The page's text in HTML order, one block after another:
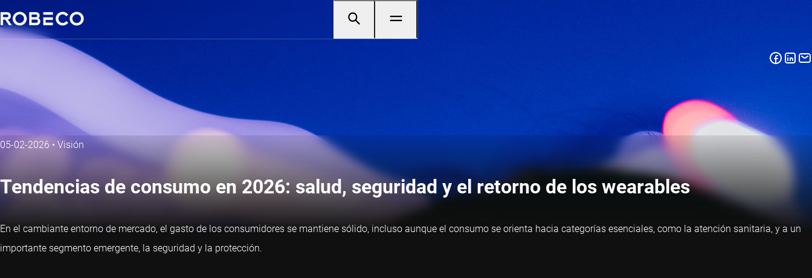
05-02-2026 • Visión
Tendencias de consumo en 2026: salud, seguridad y el retorno de los wearables
En el cambiante entorno de mercado, el gasto de los consumidores se mantiene sólido, incluso aunque el consumo se orienta hacia categorías esenciales, como la atención sanitaria, y a un
importante segmento emergente, la seguridad y la protección.